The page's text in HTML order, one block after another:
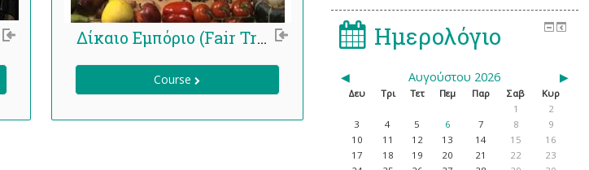
Δίκαιο Εμπόριο (Fair Trade)
Course
Ημερολόγιο
◀︎ Αυγούστου 2026 ▶︎
Δευ Τρι Τετ Πεμ Παρ Σαβ
Κυρ
1
2
3
4 5 6 7 8
9
10
11 12 13 14 15
16
17
18 19 20 21 22
23